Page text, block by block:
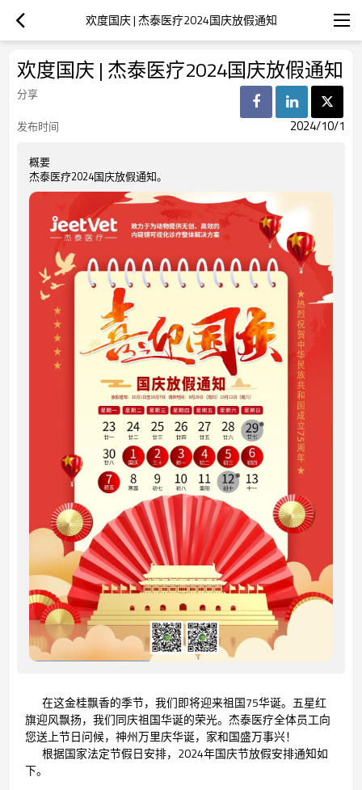
欢度国庆 | 杰泰医疗2024国庆放假通知
欢度国庆 | 杰泰医疗2024国庆放假通知
分享
发布时间
2024/10/1
概要
杰泰医疗2024国庆放假通知。
在这金桂飘香的季节，我们即将迎来祖国75华诞。五星红
旗迎风飘扬，我们同庆祖国华诞的荣光。杰泰医疗全体员工向
您送上节日问候，神州万里庆华诞，家和国盛万事兴！
根据国家法定节假日安排，2024年国庆节放假安排通知如
下。